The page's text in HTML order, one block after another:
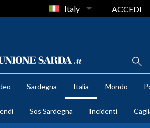
Italy ACCEDI
Sardegna Italia Mondo
Sos Sardegna Incidenti